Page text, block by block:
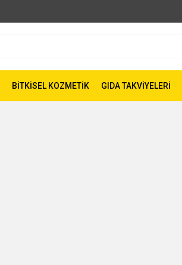
BİTKİSEL KOZMETİK GIDA TAKVİYELERİ